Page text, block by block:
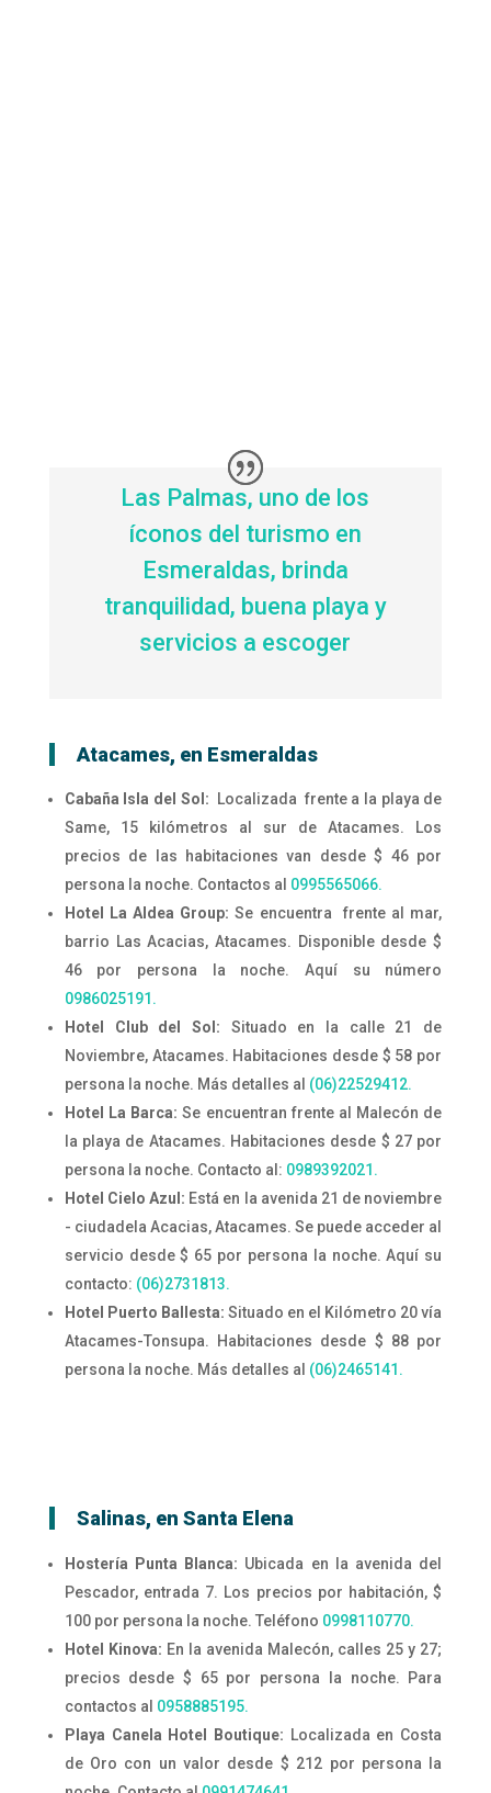
Las Palmas, uno de los
íconos del turismo en
Esmeraldas, brinda
tranquilidad, buena playa y
servicios a escoger
Atacames, en Esmeraldas
Cabaña Isla del Sol:
Localizada frente a la playa de
Same, 15 kilómetros al sur de Atacames. Los
precios de las habitaciones van desde $ 46 por
persona la noche. Contactos al 0995565066.
Hotel La Aldea Group: Se encuentra frente al mar,
barrio Las Acacias, Atacames. Disponible desde $
46 por persona la noche. Aquí su número
0986025191.
Hotel Club del Sol:
Situado en la calle 21 de
Noviembre, Atacames. Habitaciones desde $ 58 por
persona la noche. Más detalles al (06)22529412.
Hotel La Barca: Se encuentran frente al Malecón de
la playa de Atacames. Habitaciones desde $ 27 por
persona la noche. Contacto al: 0989392021.
Hotel Cielo Azul: Está en la avenida 21 de noviembre
- ciudadela Acacias, Atacames. Se puede acceder al
servicio desde $ 65 por persona la noche. Aquí su
contacto: (06)2731813.
Hotel Puerto Ballesta: Situado en el Kilómetro 20 vía
Atacames-Tonsupa. Habitaciones desde $ 88 por
persona la noche. Más detalles al (06)2465141.
Salinas, en Santa Elena
Hostería Punta Blanca: Ubicada en la avenida del
Pescador, entrada 7. Los precios por habitación, $
100 por persona la noche. Teléfono 0998110770.
Hotel Kinova: En la avenida Malecón, calles 25 y 27;
precios desde $ 65 por persona la noche. Para
contactos al 0958885195.
Playa Canela Hotel Boutique: Localizada en Costa
de Oro con un valor desde $ 212 por persona la